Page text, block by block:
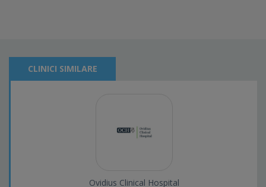
CLINICI SIMILARE
Ovidius Clinical Hospital